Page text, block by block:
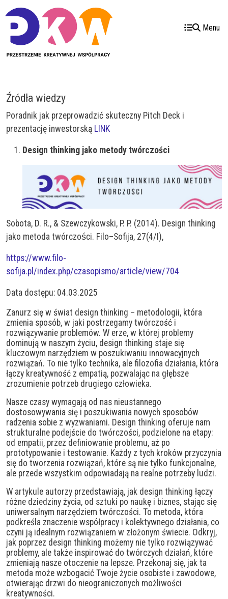
Menu
Źródła wiedzy
Poradnik jak przeprowadzić skuteczny Pitch Deck i
prezentację inwestorską LINK
Design thinking jako metody twórczości
Sobota, D. R., & Szewczykowski, P. P. (2014). Design thinking
jako metoda twórczości. Filo–Sofija, 27(4/I),
https://www.filo-
sofija.pl/index.php/czasopismo/article/view/704
Data dostępu: 04.03.2025
Zanurz się w świat design thinking – metodologii, która
zmienia sposób, w jaki postrzegamy twórczość i
rozwiązywanie problemów. W erze, w której problemy
dominują w naszym życiu, design thinking staje się
kluczowym narzędziem w poszukiwaniu innowacyjnych
rozwiązań. To nie tylko technika, ale filozofia działania, która
łączy kreatywność z empatią, pozwalając na głębsze
zrozumienie potrzeb drugiego człowieka.
Nasze czasy wymagają od nas nieustannego
dostosowywania się i poszukiwania nowych sposobów
radzenia sobie z wyzwaniami. Design thinking oferuje nam
strukturalne podejście do twórczości, podzielone na etapy:
od empatii, przez definiowanie problemu, aż po
prototypowanie i testowanie. Każdy z tych kroków przyczynia
się do tworzenia rozwiązań, które są nie tylko funkcjonalne,
ale przede wszystkim odpowiadają na realne potrzeby ludzi.
W artykule autorzy przedstawiają, jak design thinking łączy
różne dziedziny życia, od sztuki po naukę i biznes, stając się
uniwersalnym narzędziem twórczości. To metoda, która
podkreśla znaczenie współpracy i kolektywnego działania, co
czyni ją idealnym rozwiązaniem w złożonym świecie. Odkryj,
jak poprzez design thinking możemy nie tylko rozwiązywać
problemy, ale także inspirować do twórczych działań, które
zmieniają nasze otoczenie na lepsze. Przekonaj się, jak ta
metoda może wzbogacić Twoje życie osobiste i zawodowe,
otwierając drzwi do nieograniczonych możliwości
kreatywności.